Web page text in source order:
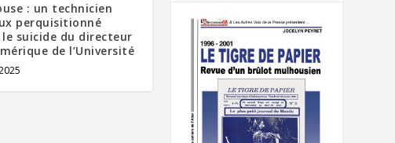
: un technicien
perquisitionné
le suicide du directeur
de l’Université